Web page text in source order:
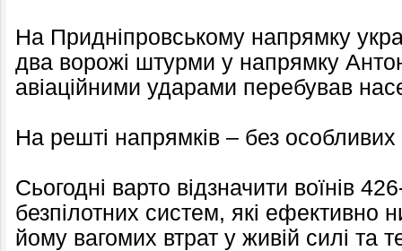
На Придніпровському напрямку
два ворожі штурми у напрямку
авіаційними ударами перебував
На решті напрямків – без особливих
Сьогодні варто відзначити воїнів
безпілотних систем, які ефективно
йому вагомих втрат у живій силі та